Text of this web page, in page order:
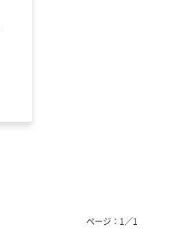
ページ： 1 ／1